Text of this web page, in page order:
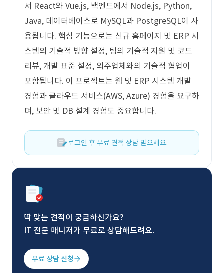
서 React와 Vue.js, 백엔드에서 Node.js, Python,
Java, 데이터베이스로 MySQL과 PostgreSQL이 사
용됩니다. 핵심 기능으로는 신규 홈페이지 및 ERP 시
스템의 기술적 방향 설정, 팀의 기술적 지원 및 코드
리뷰, 개발 표준 설정, 외주업체와의 기술적 협업이
포함됩니다. 이 프로젝트는 웹 및 ERP 시스템 개발
경험과 클라우드 서비스(AWS, Azure) 경험을 요구하
며, 보안 및 DB 설계 경험도 중요합니다.
로그인 후 무료 견적 상담 받으세요.
딱 맞는 견적이 궁금하신가요?
IT 전문 매니저가 무료로 상담해드려요.
무료 상담 신청